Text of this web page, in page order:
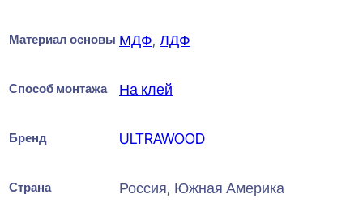
Материал основы МДФ, ЛДФ
Способ монтажа На клей
Бренд ULTRAWOOD
Страна Россия, Южная Америка